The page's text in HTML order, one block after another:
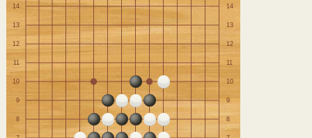
14 14
13 13
12 12
11 11
10 10
9 9
8 8